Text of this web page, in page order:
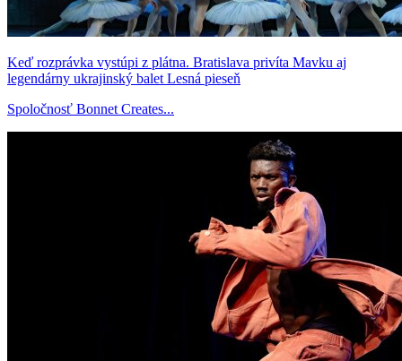
Keď rozprávka vystúpi z plátna. Bratislava privíta Mavku aj
legendárny ukrajinský balet Lesná pieseň
Spoločnosť Bonnet Creates...